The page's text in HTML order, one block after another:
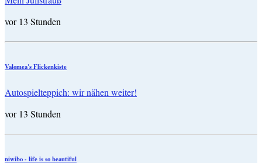
vor 13 Stunden
Valomea's Flickenkiste
Autospielteppich: wir nähen weiter!
vor 13 Stunden
niwibo - life is so beautiful